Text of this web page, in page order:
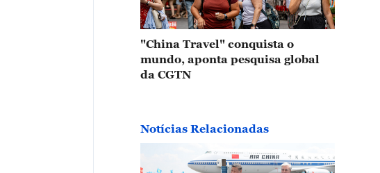
"China Travel" conquista o
mundo, aponta pesquisa global
da CGTN
Notícias Relacionadas